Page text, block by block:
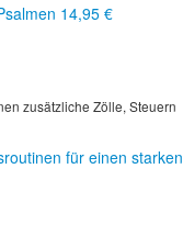
14,95 €
zusätzliche Zölle, Steuern
für einen starken